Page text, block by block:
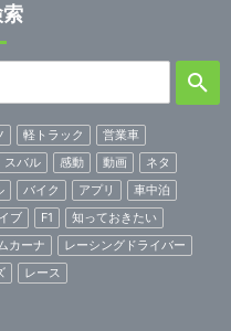
軽トラック
営業車
スバル 感動 動画
ネタ
バイク アプリ
車中泊
ブ F1
知っておきたい
カーナ
レーシングドライバー
レース